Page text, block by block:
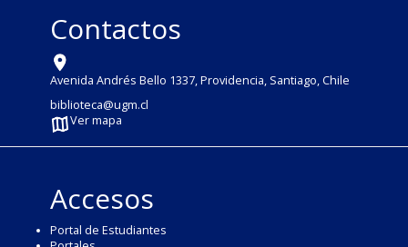
Contactos
Avenida Andrés Bello 1337, Providencia, Santiago, Chile
biblioteca@ugm.cl
Ver mapa
Accesos
Portal de Estudiantes